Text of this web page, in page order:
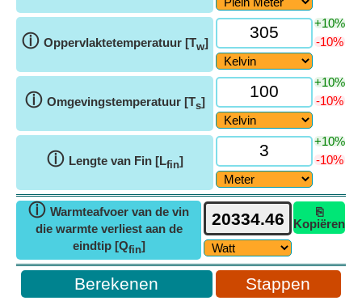
ⓘ Oppervlaktetemperatuur [Tw]
+10%
-10%
ⓘ Omgevingstemperatuur [Ts]
+10%
-10%
ⓘ Lengte van Fin [Lfin]
+10%
-10%
ⓘ Warmteafvoer van de vin
die warmte verliest aan de
eindtip [Qfin]
⎘
Kopiëren
Stappen